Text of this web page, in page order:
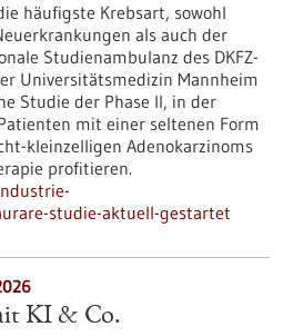
häufigste Krebsart, sowohl
als auch der
Studienambulanz des DKFZ-
Universitätsmedizin Mannheim
Studie der Phase II, in der
mit einer seltenen Form
kleinzelligen Adenokarzinoms
profitieren.
studie-aktuell-gestartet
KI & Co.